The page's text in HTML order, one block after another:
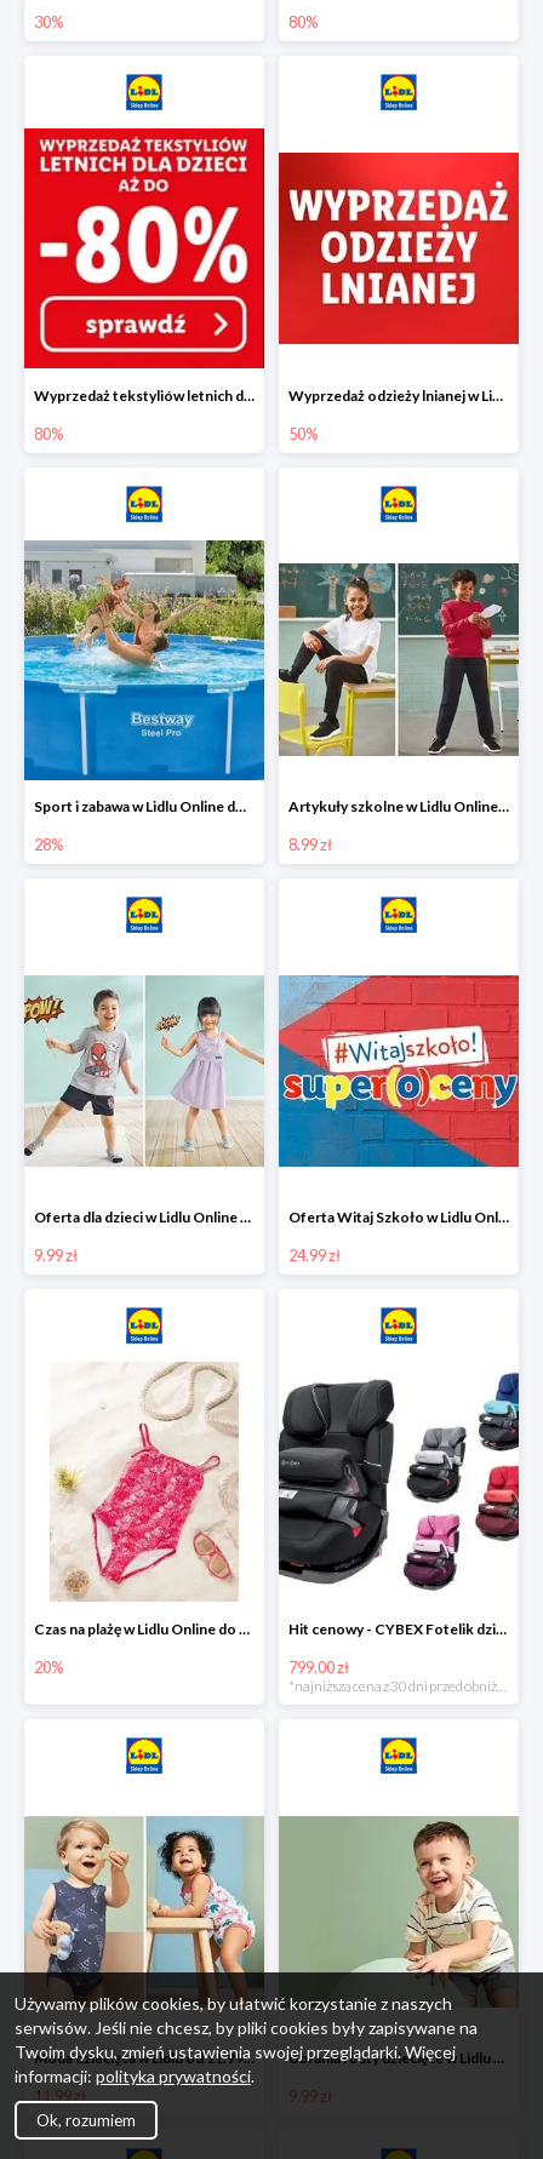
30% 80%
Wyprzedaż tekstyliów letnich dla dzieci w Lidlu Online do -80%
80%
Wyprzedaż odzieży lnianej w Lidlu Online do -50%
50%
Sport i zabawa w Lidlu Online do -28%
28%
Artykuły szkolne w Lidlu Online od 8,99 zł
8.99 zł
Oferta dla dzieci w Lidlu Online od 9,99 zł
9.99 zł
Oferta Witaj Szkoło w Lidlu Online od 24,99 zł
24.99 zł
Czas na plażę w Lidlu Online do -20%
20%
Hit cenowy - CYBEX Fotelik dziecięcy samochodowy Pallasfix grupa I-III, 9-36 kg
799.00 zł
Moda dziecięca w Lidlu od 11.99 zł
11.99 zł
Ubrania i buty dziecięce w Lidlu Online od 9,99 zł
9.99 zł
Używamy plików cookies, by ułatwić korzystanie z naszych
serwisów. Jeśli nie chcesz, by pliki cookies były zapisywane na
Twoim dysku, zmień ustawienia swojej przeglądarki. Więcej
informacji: polityka prywatności.
Ok, rozumiem